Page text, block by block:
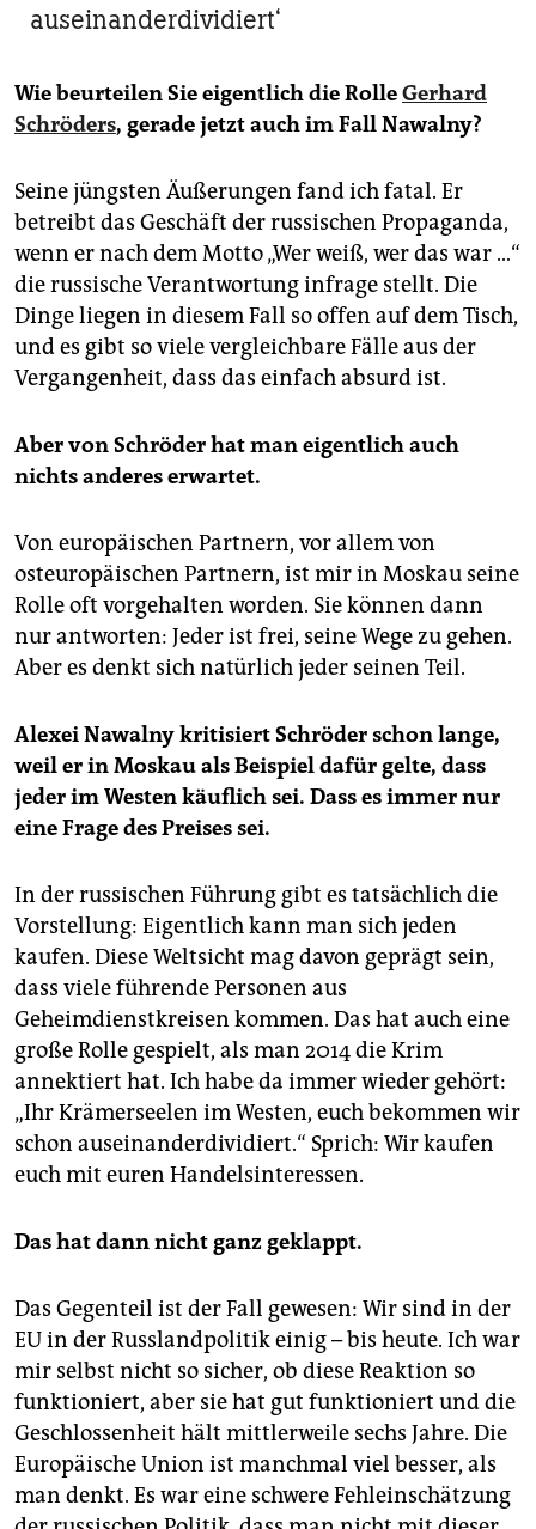
auseinanderdividiert‘
Wie beurteilen Sie eigentlich die RolleGerhard
Schröders, gerade jetzt auch im Fall Nawalny?
Seine jüngsten Äußerungen fand ich fatal. Er
betreibt das Geschäft der russischen Propaganda,
wenn er nach dem Motto „Wer weiß, wer das war …“
die russische Verantwortung infrage stellt. Die
Dinge liegen in diesem Fall so offen auf dem Tisch,
und es gibt so viele vergleichbare Fälle aus der
Vergangenheit, dass das einfach absurd ist.
Aber von Schröder hat man eigentlich auch
nichts anderes erwartet.
Von europäischen Partnern, vor allem von
osteuropäischen Partnern, ist mir in Moskau seine
Rolle oft vorgehalten worden. Sie können dann
nur antworten: Jeder ist frei, seine Wege zu gehen.
Aber es denkt sich natürlich jeder seinen Teil.
Alexei Nawalny kritisiert Schröder schon lange,
weil er in Moskau als Beispiel dafür gelte, dass
jeder im Westen käuflich sei. Dass es immer nur
eine Frage des Preises sei.
In der russischen Führung gibt es tatsächlich die
Vorstellung: Eigentlich kann man sich jeden
kaufen. Diese Weltsicht mag davon geprägt sein,
dass viele führende Personen aus
Geheimdienstkreisen kommen. Das hat auch eine
große Rolle gespielt, als man 2014 die Krim
annektiert hat. Ich habe da immer wieder gehört:
„Ihr Krämerseelen im Westen, euch bekommen wir
schon auseinanderdividiert.“ Sprich: Wir kaufen
euch mit euren Handelsinteressen.
Das hat dann nicht ganz geklappt.
Das Gegenteil ist der Fall gewesen: Wir sind in der
EU in der Russlandpolitik einig – bis heute. Ich war
mir selbst nicht so sicher, ob diese Reaktion so
funktioniert, aber sie hat gut funktioniert und die
Geschlossenheit hält mittlerweile sechs Jahre. Die
Europäische Union ist manchmal viel besser, als
man denkt. Es war eine schwere Fehleinschätzung